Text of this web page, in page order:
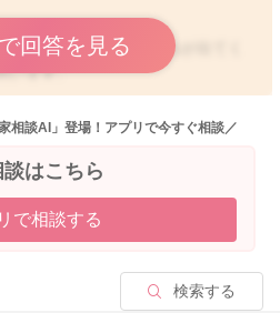
りましたら、週数にずれが出てく
います。
ことなので、また次回の診察で赤
てくれていることが確認できると
される方もいらっしゃいます。
しれないのですが、確かに今お腹
声をかけてあげていただきながら
思います。
回答を見る
相談AI」登場！アプリで今すぐ相談／
談はこちら
で相談する
検索する